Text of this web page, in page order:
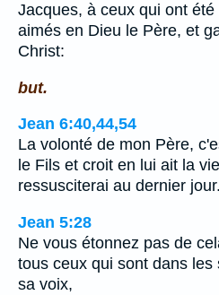
Jacques, à ceux qui ont
aimés en Dieu le Père, et
Christ:
but.
Jean 6:40,44,54
La volonté de mon Père,
le Fils et croit en lui ait la
ressusciterai au dernier
Jean 5:28
Ne vous étonnez pas de
tous ceux qui sont dans
sa voix,